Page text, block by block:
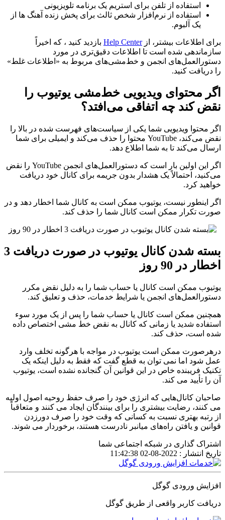
استفاده از تلفن برای استریم یک برنامه تلویزیونی
استفاده از نرم‌افزار شخص ثالث برای پخش زنده آهنگ ها از
یک آلبوم.
برای اطلاعات بیشتر، ازHelp Center بازدید کنید ، که اخیراً
سازماندهی شده است تا اطلاعات دقیق‌تری در مورد
دستورالعمل‌های انجمن و خط‌مشی‌های مربوط به «اطلاعات غلط»
را دریافت کنید.
اگر محتوای ویدیویی خط‌مشی یوتیوب را
نقض کند چه اتفاقی می‌افتد؟
اگر محتوا ویدیویی شما یکی از سیاست‌های فهرست شده در بالا را
نقض می‌کند، YouTube محتوا را حذف می‌کند و ایمیلی برای شما
ارسال می‌کند تا به شما اطلاع دهد.
اگر این اولین بار است که دستورالعمل‌های انجمن YouTube را نقض
می‌کنید، احتمالاً یک هشدار بدون جریمه برای کانال خود دریافت
خواهید کرد.
اگر اینطور نیست، یوتیوب ممکن است به کانال شما اخطار دهد و در
صورت تکرار ممکن است کانال شما را حذف کند.
بسته شدن کانال یوتیوب در صورت دریافت 3
اخطار در 90 روز
یوتیوب ممکن است کانال یا حساب شما را به دلیل نقض مکرر
دستورالعمل‌های انجمن یا شرایط خدمات، حذف و تعلیق کند.
همچنین ممکن است کانال یا حساب شما را پس از یک مورد سوء
استفاده شدید یا زمانی که کانال به نقض خط مشی اختصاص داده
شده است، حذف کند.
درهرصورت ممکن است یوتیوب در مواجه با هرگونه تخلف وارد
عمل شود اما نمی توان به قطع گفت که فقط به دلیل اینکه یک
تکنیک فریبنده خاص در این قوانین آن گنجانده نشده است، یوتیوب
آن را تأیید می کند.
صاحبان کانال‌هایی که انرژی خود را صرف حفظ روحیه اصول اولیه
می کنند، رضایت بیشتری را برای بینندگان ایجاد می کنند و متعاقباً
از رتبه بهتری نسبت به کسانی که وقت خود را صرف دورزدن
قوانین و یافتن راه‌های میانبر نادرست هستند، برخوردار می شوند.
اشتراک گذاری در شبکه اجتماعی شما
تاریخ انتشار : 2022-08-02 11:42:38
افزایش ورودی گوگل
دریافت کاربر واقعی از طریق گوگل